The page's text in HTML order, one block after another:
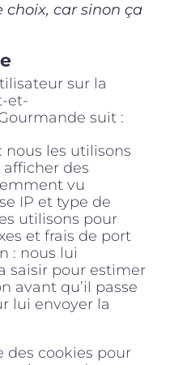
choix, car sinon ça
sur la
et-
suit :
nous les utilisons
des
vu
IP et type de
utilisons pour
et frais de port
: nous lui
saisir pour estimer
avant qu’il passe
lui envoyer la
des cookies pour